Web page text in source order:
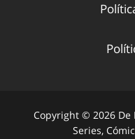
Copyright © 2026 De
Series,